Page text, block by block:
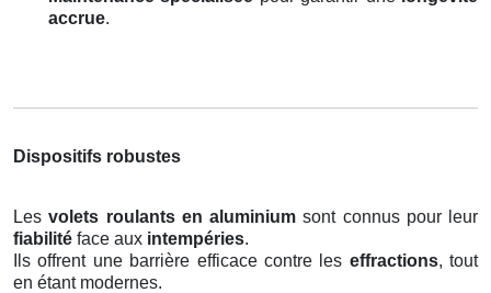
accrue.
Dispositifs robustes
Lesvolets roulants en aluminium sont connus pour leur
fiabilité face aux intempéries.
Ils offrent une barrière efficace contre les effractions, tout
en étant modernes.